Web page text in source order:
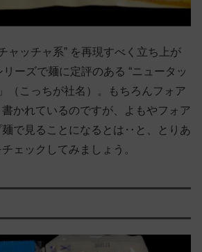
ャッチャ系” を再現すべく立ち上が
リーズで麺に定評のある “ニュータッ
（こっちが社名）。もちろんフォア
かれているのですが、よもやフォア
麺で見ることになるとは‥と、とりあ
ェックしてみましょう。